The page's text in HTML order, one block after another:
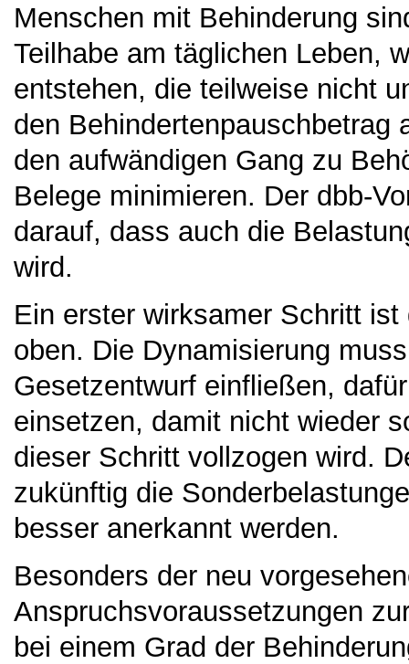
Menschen mit Behinderung
Teilhabe am täglichen Leben,
entstehen, die teilweise nicht
den Behindertenpauschbetrag
den aufwändigen Gang zu
Belege minimieren. Der dbb-
darauf, dass auch die
wird.
Ein erster wirksamer Schritt
oben. Die Dynamisierung
Gesetzentwurf einfließen,
einsetzen, damit nicht wieder
dieser Schritt vollzogen wird.
zukünftig die
besser anerkannt werden.
Besonders der neu
Anspruchsvoraussetzungen
bei einem Grad der